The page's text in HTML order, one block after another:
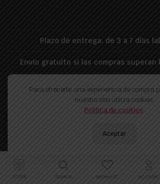
Plazo de entrega: de 3 a 7 días
Envío gratuito si las compras superan
Politica de proteccion de datos
Politica de
Política de devolución
Para ofrecerte una experiencia de compra
nuestro sitio utiliza cookies.
Política de cookies.
Aceptar
STORE SEARCH WISHLIST ACCOUNT